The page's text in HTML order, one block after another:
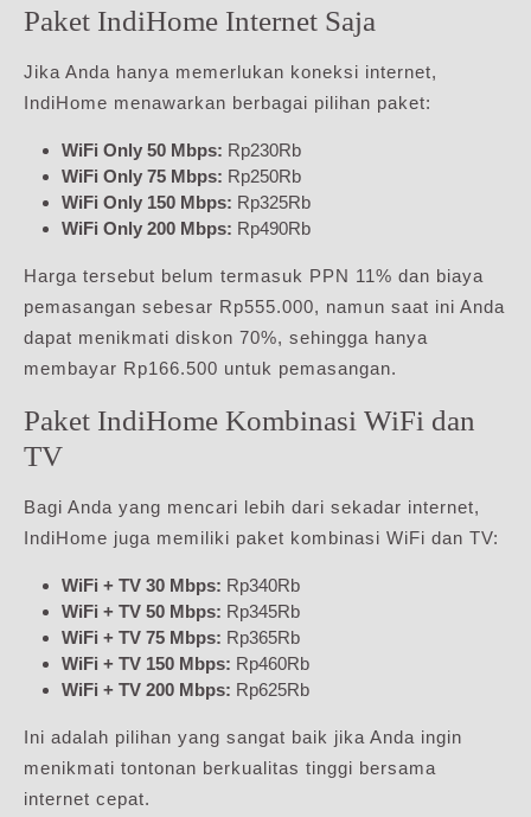
Paket IndiHome Internet Saja
Jika Anda hanya memerlukan koneksi internet,
IndiHome menawarkan berbagai pilihan paket:
WiFi Only 50 Mbps: Rp230Rb
WiFi Only 75 Mbps: Rp250Rb
WiFi Only 150 Mbps: Rp325Rb
WiFi Only 200 Mbps: Rp490Rb
Harga tersebut belum termasuk PPN 11% dan biaya
pemasangan sebesar Rp555.000, namun saat ini Anda
dapat menikmati diskon 70%, sehingga hanya
membayar Rp166.500 untuk pemasangan.
Paket IndiHome Kombinasi WiFi dan
TV
Bagi Anda yang mencari lebih dari sekadar internet,
IndiHome juga memiliki paket kombinasi WiFi dan TV:
WiFi + TV 30 Mbps: Rp340Rb
WiFi + TV 50 Mbps: Rp345Rb
WiFi + TV 75 Mbps: Rp365Rb
WiFi + TV 150 Mbps: Rp460Rb
WiFi + TV 200 Mbps: Rp625Rb
Ini adalah pilihan yang sangat baik jika Anda ingin
menikmati tontonan berkualitas tinggi bersama
internet cepat.